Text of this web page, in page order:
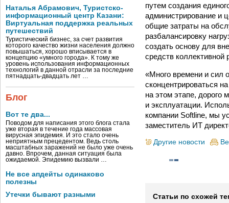
Наталья Абрамович, Туристско-
информационный центр Казани:
Виртуальная поддержка реальных
путешествий
Туристический бизнес, за счет развития
которого качество жизни населения должно
повышаться, хорошо вписывается в
концепцию «умного города». К тому же
уровень использования информационных
технологий в данной отрасли за последние
пятнадцать-двадцать лет …
Блог
Вот те два...
Поводом для написания этого блога стала
уже вторая в течение года массовая
вирусная эпидемия. И это стало очень
неприятным прецедентом. Ведь столь
масштабных заражений не было уже очень
давно. Впрочем, данная ситуация была
ожидаемой. Эпидемию вызвали …
Не все апдейты одинаково
полезны
Утечки бывают разными
путем создания
администрирование и
общие затраты на
разбалансировку
создать основу для
средств
«Много времени и сил
сконцентрироваться
на этом этапе, дорого
и эксплуатации.
компании Softline, мы
заместитель ИТ
Другие новости
Статьи по схожей